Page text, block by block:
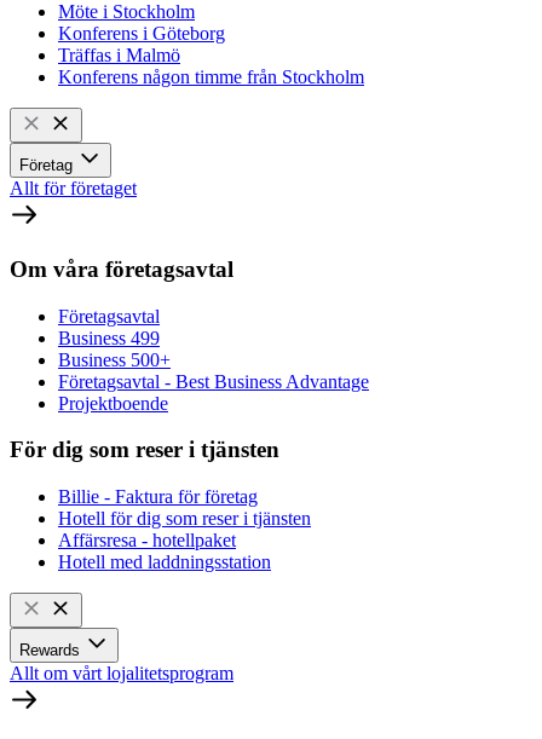
Möte i Stockholm
Konferens i Göteborg
Träffas i Malmö
Konferens någon timme från Stockholm
Företag
Allt för företaget
Om våra företagsavtal
Företagsavtal
Business 499
Business 500+
Företagsavtal - Best Business Advantage
Projektboende
För dig som reser i tjänsten
Billie - Faktura för företag
Hotell för dig som reser i tjänsten
Affärsresa - hotellpaket
Hotell med laddningsstation
Rewards
Allt om vårt lojalitetsprogram